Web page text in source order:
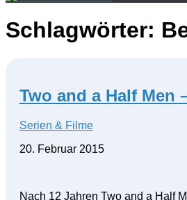
Schlagwörter:
Two and a Half Men
Serien & Filme
20. Februar 2015
Nach 12 Jahren Two and a Half